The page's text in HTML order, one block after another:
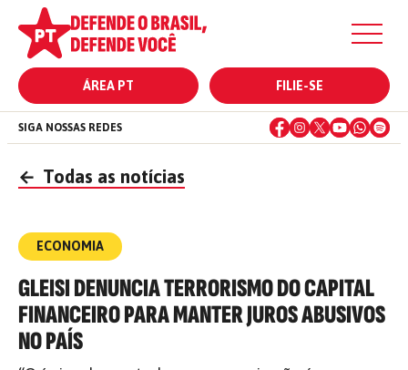
ÁREA PT FILIE-SE
SIGA NOSSAS REDES
← Todas as notícias
ECONOMIA
GLEISI DENUNCIA TERRORISMO DO CAPITAL
FINANCEIRO PARA MANTER JUROS ABUSIVOS
NO PAÍS